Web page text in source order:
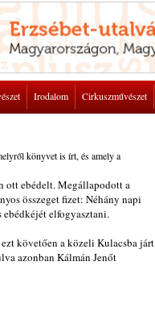
Irodalom Cirkuszművészet
könyvet is írt, és amely a
ott ebédelt. Megállapodott a
összeget fizet: Néhány napi
elfogyasztani.
követően a közeli Kulacsba járt
azonban Kálmán Jenőt